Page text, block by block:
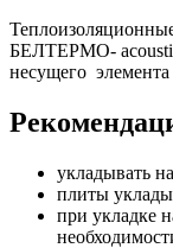
БЕЛТЕРМО-
несущего элемента
укладывать
плиты
при укладке